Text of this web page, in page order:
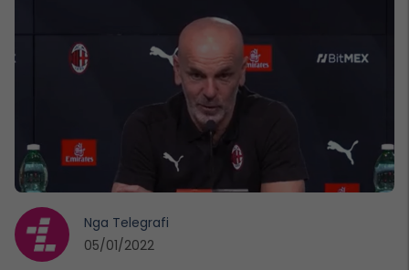
Nga Telegrafi
05/01/2022